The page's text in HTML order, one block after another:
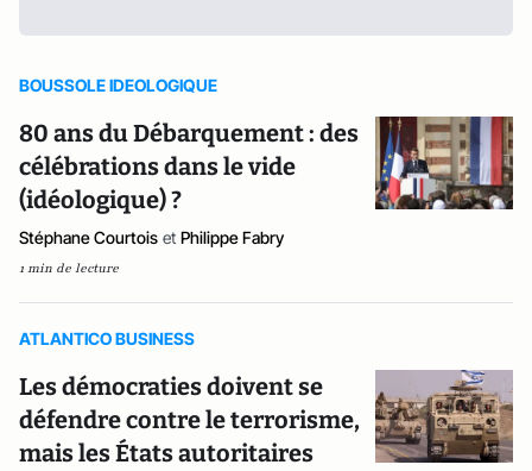
BOUSSOLE IDEOLOGIQUE
80 ans du Débarquement : des
célébrations dans le vide
(idéologique) ?
Stéphane Courtois et Philippe Fabry
1 min de lecture
ATLANTICO BUSINESS
Les démocraties doivent se
défendre contre le terrorisme,
mais les États autoritaires